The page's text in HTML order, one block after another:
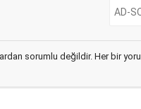
sorumlu değildir. Her bir